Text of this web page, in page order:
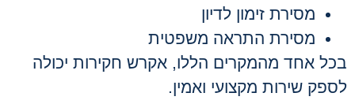
מסירת זימון לדיון
מסירת התראה משפטית
בכל אחד מהמקרים הללו, אקרש חקירות יכולה
לספק שירות מקצועי ואמין.